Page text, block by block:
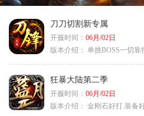
刀刀切割新专属
开服时间： 06月/02日
版本介绍： 单挑BOSS一切
狂暴大陆第二季
开服时间： 06月/02日
版本介绍： 金刚石好打.装备